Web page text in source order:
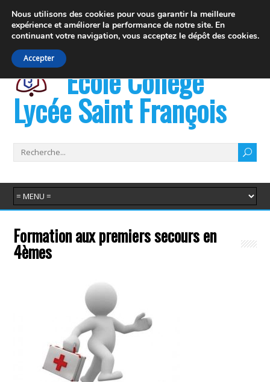
19 rue Fernand David 74100 Ville la Grand
info@juvenat.com
+33 4 50 37 76 01
École Collège
Lycée Saint François
Formation aux premiers secours en
4èmes
Nous utilisons des cookies pour vous garantir la meilleure
expérience et améliorer la performance de notre site. En
continuant votre navigation, vous acceptez le dépôt des cookies.
Accepter